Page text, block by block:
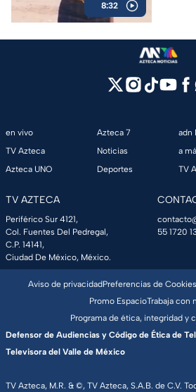
8:32
en vivo
TV Azteca
Azteca UNO
Azteca 7
Noticias
Deportes
adn
a
TV
TV AZTECA
Periférico Sur 4121,
Col. Fuentes Del Pedregal,
C.P. 14141,
Ciudad De México, México.
55 1720
TV Azteca, M.R. & ©, TV Azteca, S.A.B. de C.V.
Aviso de privacidadPreferencias de Cookies
Promo EspacioTrabaja con
Programa de ética, integridad y
Defensor de Audiencias y Código de Ética de
Televisora del Valle de México